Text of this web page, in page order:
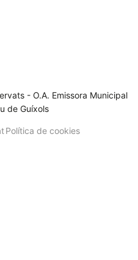
- O.A. Emissora Municipal
de Guíxols
Política de cookies